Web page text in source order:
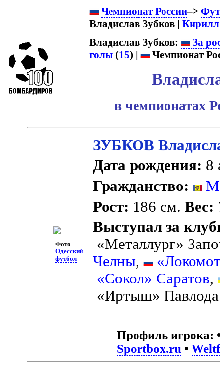
Чемпионат России–>
Владислав Зубков | Кирилл
Владислав Зубков:
За
голы (15) | Чемпионат
в чемпионатах
Фото
Одесский
футбол
ЗУБКОВ
Дата рождения: 8
Гражданство:
Рост: 186 см. Вес:
Выступал за
«Металлург»
Челны,
«Сокол» Саратов,
«Иртыш»
Профиль игрока:
Sportbox.ru •